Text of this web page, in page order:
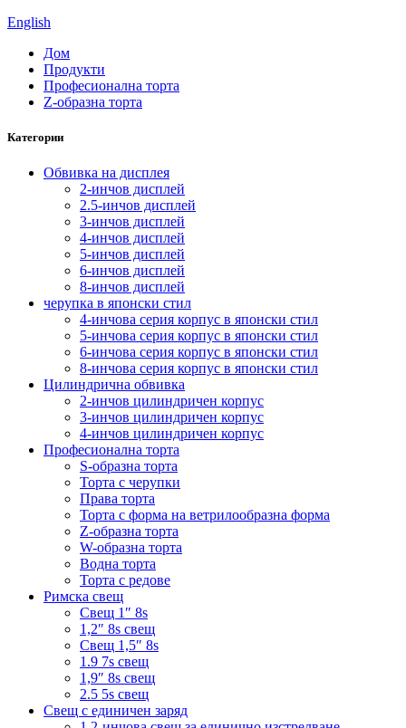
English
Дом
Продукти
Професионална торта
Z-образна торта
Категории
Обвивка на дисплея
2-инчов дисплей
2.5-инчов дисплей
3-инчов дисплей
4-инчов дисплей
5-инчов дисплей
6-инчов дисплей
8-инчов дисплей
черупка в японски стил
4-инчова серия корпус в японски стил
5-инчова серия корпус в японски стил
6-инчова серия корпус в японски стил
8-инчова серия корпус в японски стил
Цилиндрична обвивка
2-инчов цилиндричен корпус
3-инчов цилиндричен корпус
4-инчов цилиндричен корпус
Професионална торта
S-образна торта
Торта с черупки
Права торта
Торта с форма на ветрилообразна форма
Z-образна торта
W-образна торта
Водна торта
Торта с редове
Римска свещ
Свещ 1″ 8s
1,2″ 8s свещ
Свещ 1,5″ 8s
1.9 7s свещ
1,9″ 8s свещ
2.5 5s свещ
Свещ с единичен заряд